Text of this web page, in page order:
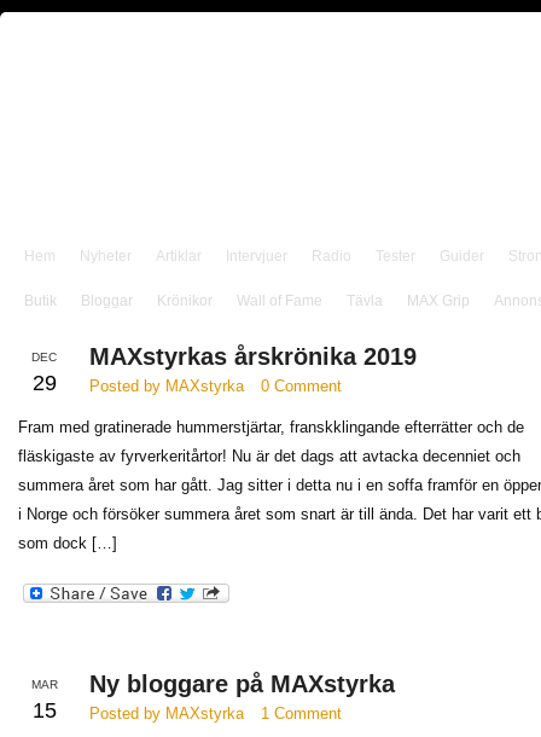
Hem Nyheter Artiklar Intervjuer Radio Tester Guider
Butik Bloggar Krönikor Wall of Fame Tävla MAX Grip
DEC
29
MAXstyrkas årskrönika 2019
Posted by MAXstyrka 0 Comment
Fram med gratinerade hummerstjärtar, franskklingande efterrätter och de
fläskigaste av fyrverkeritårtor! Nu är det dags att avtacka decenniet och
summera året som har gått. Jag sitter i detta nu i en soffa framför en
i Norge och försöker summera året som snart är till ända. Det har varit ett
som dock […]
MAR
15
Ny bloggare på MAXstyrka
Posted by MAXstyrka 1 Comment